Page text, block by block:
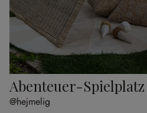
Abenteuer-
@hejmelig